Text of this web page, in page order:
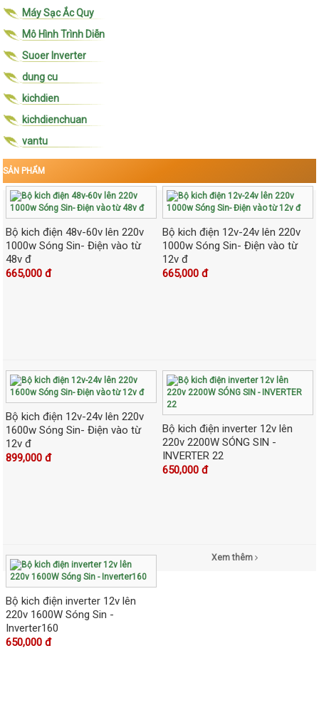
Máy Sạc Ắc Quy
Mô Hình Trình Diễn
Suoer Inverter
dung cu
kichdien
kichdienchuan
vantu
SẢN PHẨM
Bộ kich điện 48v-60v lên 220v
1000w Sóng Sin- Điện vào từ
48v đ
665,000 đ
Bộ kich điện 12v-24v lên 220v
1000w Sóng Sin- Điện vào từ
12v đ
665,000 đ
Bộ kich điện 12v-24v lên 220v
1600w Sóng Sin- Điện vào từ
12v đ
899,000 đ
Bộ kich điện inverter 12v lên
220v 2200W SÓNG SIN -
INVERTER 22
650,000 đ
Bộ kich điện inverter 12v lên
220v 1600W Sóng Sin -
Inverter160
650,000 đ
Xem thêm